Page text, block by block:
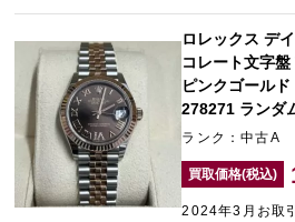
レアなんば店をご利用ください。
ロレックス デ
コレート文字
ピンクゴール
278271 ランダ
ランク：中古A
買取価格(税込)
2024年3月お取